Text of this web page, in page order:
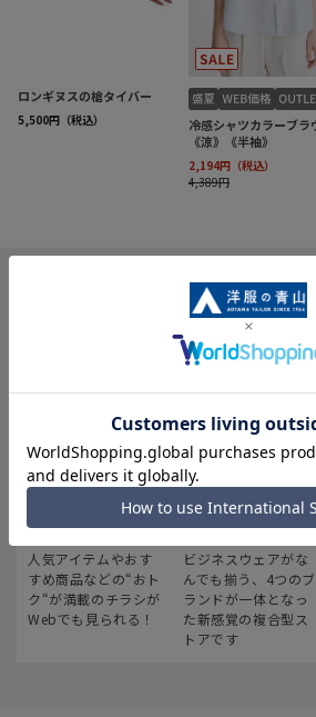
INFORMATION
最新のお買い得情報
人気アイテムやおす
すめ商品などの“おト
ク“が満載のチラシが
Webでも見られる！
スーツスクエア
ビジネスウェアがな
んでも揃う、4つのブ
ランドが一体となっ
た新感覚の複合型ス
トアです